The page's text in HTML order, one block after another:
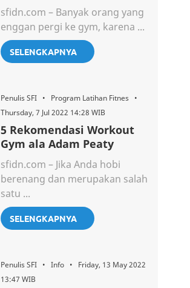
sfidn.com – Banyak orang yang
enggan pergi ke gym, karena ...
SELENGKAPNYA
Penulis SFI • Program Latihan Fitnes •
Thursday, 7 Jul 2022 14:28 WIB
5 Rekomendasi Workout
Gym ala Adam Peaty
sfidn.com – Jika Anda hobi
berenang dan merupakan salah
satu ...
SELENGKAPNYA
Penulis SFI • Info • Friday, 13 May 2022
13:47 WIB